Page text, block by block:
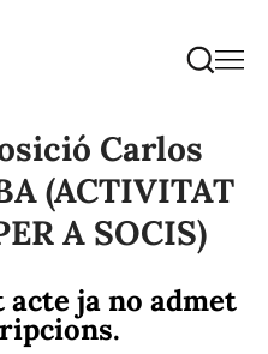
Carlos
(ACTIVITAT
A SOCIS)
acte ja no admet